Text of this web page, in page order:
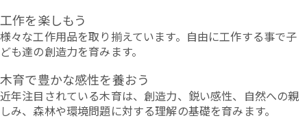
工作を楽しもう
様々な工作用品を取り揃えています。自由に工作する事で子
ども達の創造力を育みます。
木育で豊かな感性を養おう
近年注目されている木育は、創造力、鋭い感性、自然への親
しみ、森林や環境問題に対する理解の基礎を育みます。